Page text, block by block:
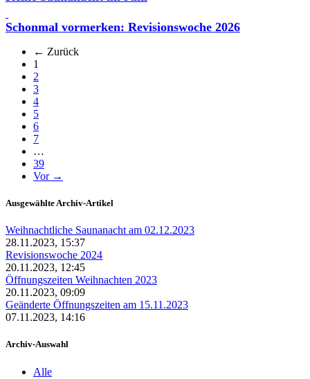
Schonmal vormerken: Revisionswoche 2026
← Zurück
1
2
3
4
5
6
7
…
39
Vor →
Ausgewählte Archiv-Artikel
Weihnachtliche Saunanacht am 02.12.2023
28.11.2023, 15:37
Revisionswoche 2024
20.11.2023, 12:45
Öffnungszeiten Weihnachten 2023
20.11.2023, 09:09
Geänderte Öffnungszeiten am 15.11.2023
07.11.2023, 14:16
Archiv-Auswahl
Alle